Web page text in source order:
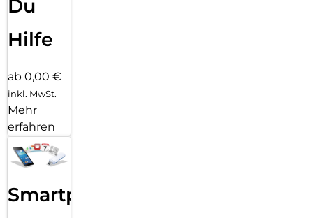
Du
Hilfe
ab 0,00 €
inkl. MwSt.
Mehr
erfahren
Smartphone